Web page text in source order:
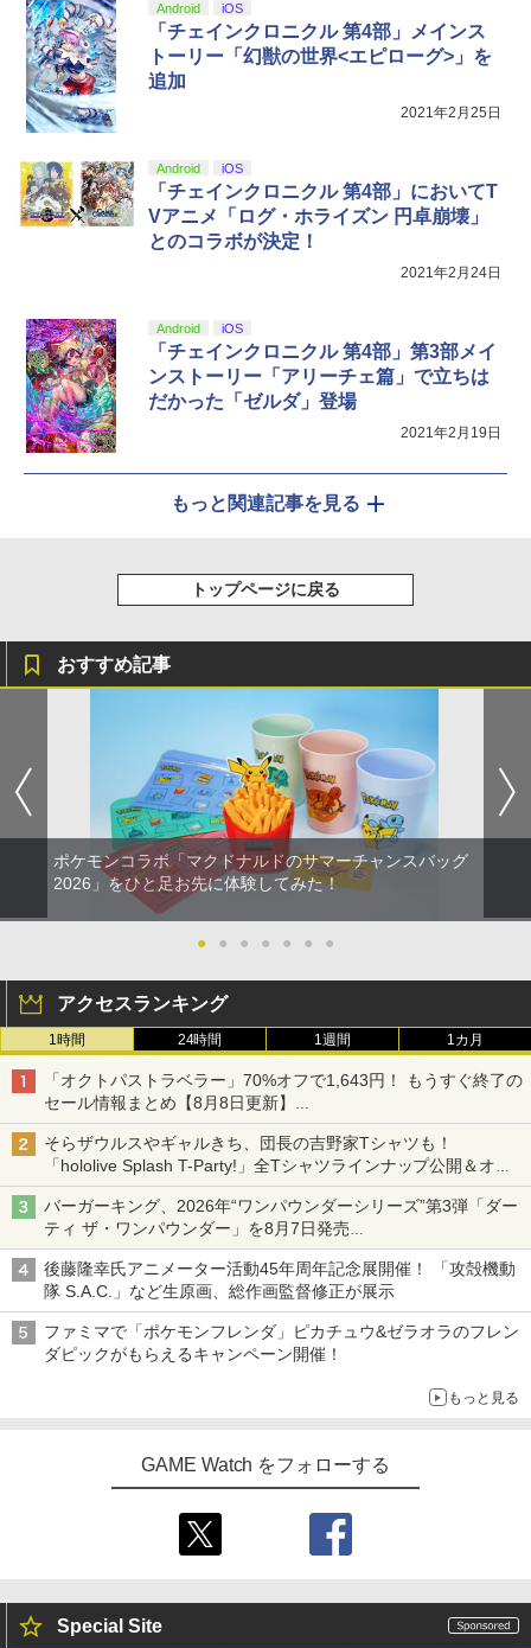
￥14,141
5
【Amazon.co.jp限定】劇場版モノノ怪
第三章 蛇神 (オリジナル特典:オリジナル
剣、十翼より来たる！スタジオ描き下ろ
￥8,800
Android iOS
「チェインクロニクル 第4部」メインス
トーリー「幻獣の世界<エピローグ>」を
追加
2021年2月25日
Android iOS
「チェインクロニクル 第4部」においてT
Vアニメ「ログ・ホライズン 円卓崩壊」
とのコラボが決定！
2021年2月24日
Android iOS
「チェインクロニクル 第4部」第3部メイ
ンストーリー「アリーチェ篇」で立ちは
だかった「ゼルダ」登場
2021年2月19日
もっと関連記事を見る
トップページに戻る
おすすめ記事
ポケモンコラボ「マクドナルドのサマーチャンスバッグ
2026」をひと足お先に体験してみた！
● ● ● ● ● ● ●
アクセスランキング
1時間 24時間 1週間 1カ月
「オクトパストラベラー」70%オフで1,643円！ もうすぐ終了の
セール情報まとめ【8月8日更新】
ニンテンドーeショップでは「大神 絶景版」が67%オフで990円
そらザウルスやギャルきち、団長の吉野家Tシャツも！
「hololive Splash T-Party!」全Tシャツラインナップ公開＆オン
ライン販売開始
バーガーキング、2026年“ワンパウンダーシリーズ”第3弾「ダー
ティ ザ・ワンパウンダー」を8月7日発売
「特製ガーリックマヨソース」を使用した超大型チーズバーガー
後藤隆幸氏アニメーター活動45年周年記念展開催！ 「攻殻機動
隊 S.A.C.」など生原画、総作画監督修正が展示
ファミマで「ポケモンフレンダ」ピカチュウ&ゼラオラのフレン
ダピックがもらえるキャンペーン開催！
もっと見る
GAME Watch をフォローする
Special Site